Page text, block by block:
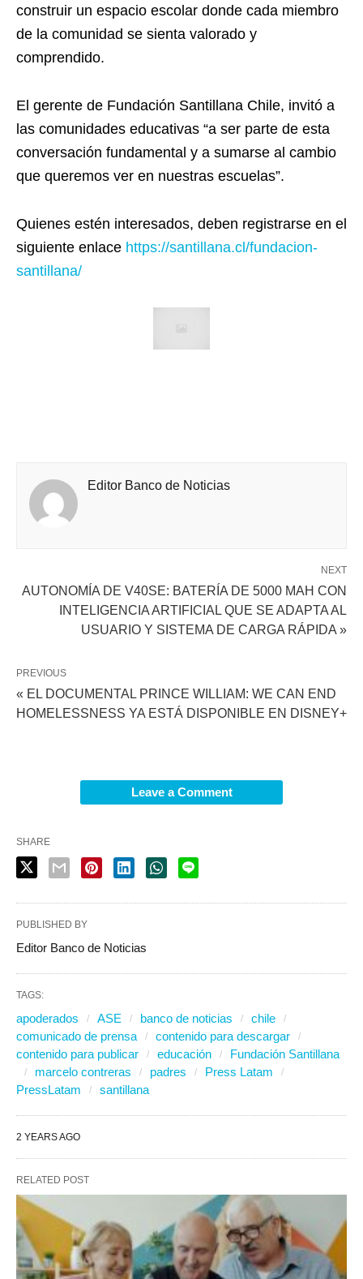
construir un espacio escolar donde cada miembro
de la comunidad se sienta valorado y
comprendido.
El gerente de Fundación Santillana Chile, invitó a
las comunidades educativas “a ser parte de esta
conversación fundamental y a sumarse al cambio
que queremos ver en nuestras escuelas”.
Quienes estén interesados, deben registrarse en el
siguiente enlace https://santillana.cl/fundacion-
santillana/
Editor Banco de Noticias
NEXT
AUTONOMÍA DE V40SE: BATERÍA DE 5000 MAH CON
INTELIGENCIA ARTIFICIAL QUE SE ADAPTA AL
USUARIO Y SISTEMA DE CARGA RÁPIDA »
PREVIOUS
« EL DOCUMENTAL PRINCE WILLIAM: WE CAN END
HOMELESSNESS YA ESTÁ DISPONIBLE EN DISNEY+
Leave a Comment
SHARE
PUBLISHED BY
Editor Banco de Noticias
TAGS:
apoderados ASE banco de noticias
chile
comunicado de prensa
contenido para descargar
contenido para publicar
educación
Fundación Santillana
marcelo contreras
padres
Press Latam
PressLatam
santillana
2 YEARS AGO
RELATED POST